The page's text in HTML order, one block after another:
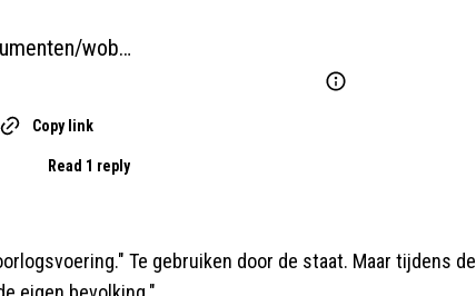
wob…
Copy link
Read 1 reply
Te gebruiken door de staat. Maar tijdens de